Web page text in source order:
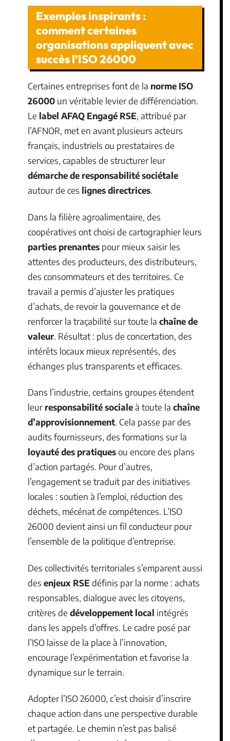
Exemples inspirants :
comment certaines
organisations appliquent avec
succès l’ISO 26000
Certaines entreprises font de la norme ISO
26000 un véritable levier de différenciation.
Le label AFAQ Engagé RSE, attribué par
l’AFNOR, met en avant plusieurs acteurs
français, industriels ou prestataires de
services, capables de structurer leur
démarche de responsabilité sociétale
autour de ces lignes directrices.
Dans la filière agroalimentaire, des
coopératives ont choisi de cartographier leurs
parties prenantes pour mieux saisir les
attentes des producteurs, des distributeurs,
des consommateurs et des territoires. Ce
travail a permis d’ajuster les pratiques
d’achats, de revoir la gouvernance et de
renforcer la traçabilité sur toute la chaîne de
valeur. Résultat : plus de concertation, des
intérêts locaux mieux représentés, des
échanges plus transparents et efficaces.
Dans l’industrie, certains groupes étendent
leur responsabilité socialeà toute la chaîne
d’approvisionnement. Cela passe par des
audits fournisseurs, des formations sur la
loyauté des pratiquesou encore des plans
d’action partagés. Pour d’autres,
l’engagement se traduit par des initiatives
locales : soutien à l’emploi, réduction des
déchets, mécénat de compétences. L’ISO
26000 devient ainsi un fil conducteur pour
l’ensemble de la politique d’entreprise.
Des collectivités territoriales s’emparent aussi
des enjeux RSE définis par la norme : achats
responsables, dialogue avec les citoyens,
critères de développement local intégrés
dans les appels d’offres. Le cadre posé par
l’ISO laisse de la place à l’innovation,
encourage l’expérimentation et favorise la
dynamique sur le terrain.
Adopter l’ISO 26000, c’est choisir d’inscrire
chaque action dans une perspective durable
et partagée. Le chemin n’est pas balisé